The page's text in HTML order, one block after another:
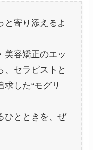
と寄り添えるよ
美容矯正のエッ
、セラピストと
求した“モグリ
ひとときを、ぜ